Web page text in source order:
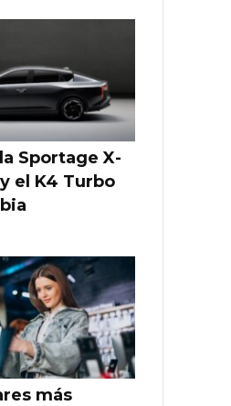
Sportage X-
el K4 Turbo
más